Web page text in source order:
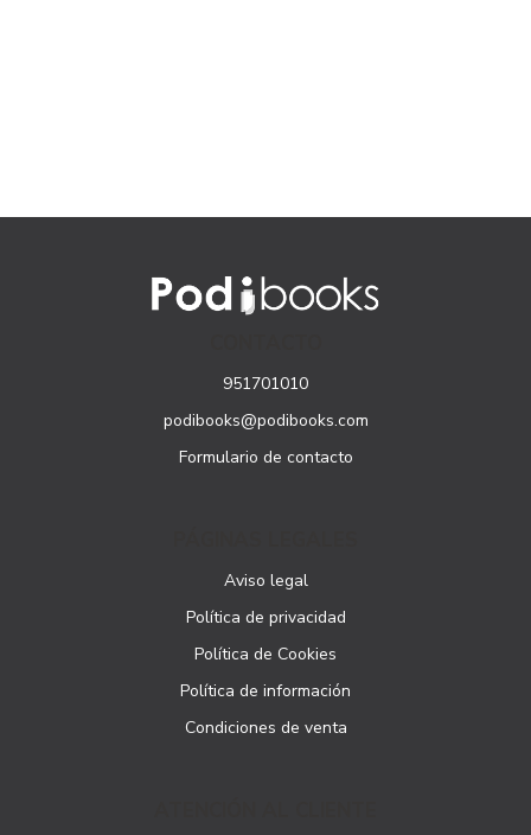
951701010
podibooks@podibooks.com
Formulario de contacto
Aviso legal
Política de privacidad
Política de Cookies
Política de información
Condiciones de venta